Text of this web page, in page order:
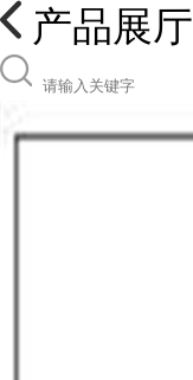
产品展厅